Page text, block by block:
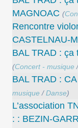
MAGNOAC (
Rencontre
CASTELNAU-
BAL TRAD : ça
(Concert - musique
BAL TRAD :
musique/Danse)
L’association
: : BEZIN-